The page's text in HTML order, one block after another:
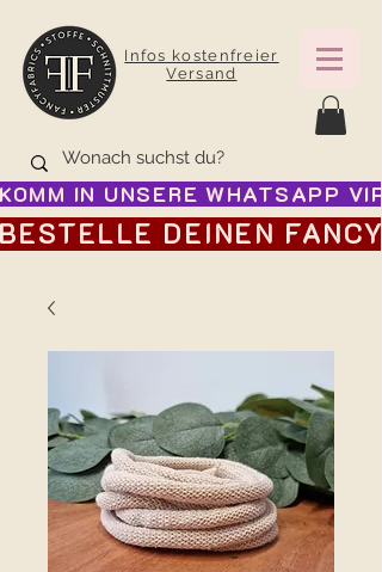
Infos kostenfreier
Versand
KOMM IN UNSERE WHATSAPP
BESTELLE DEINEN